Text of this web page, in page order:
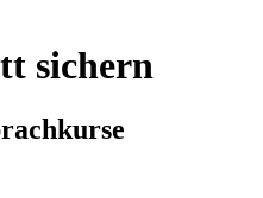
sichern